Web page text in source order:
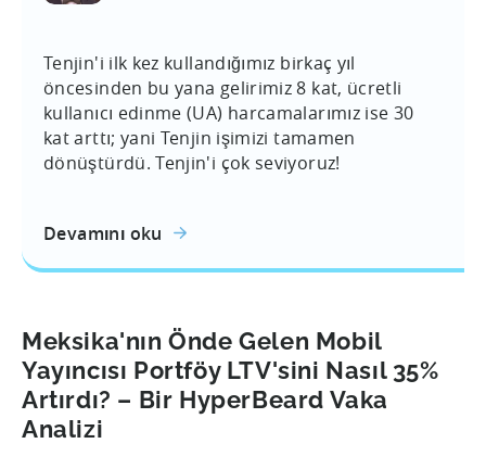
Tenjin'i ilk kez kullandığımız birkaç yıl
öncesinden bu yana gelirimiz 8 kat, ücretli
kullanıcı edinme (UA) harcamalarımız ise 30
kat arttı; yani Tenjin işimizi tamamen
dönüştürdü. Tenjin'i çok seviyoruz!
Devamını oku
Meksika'nın Önde Gelen Mobil
Yayıncısı Portföy LTV'sini Nasıl 35%
Artırdı? – Bir HyperBeard Vaka
Analizi